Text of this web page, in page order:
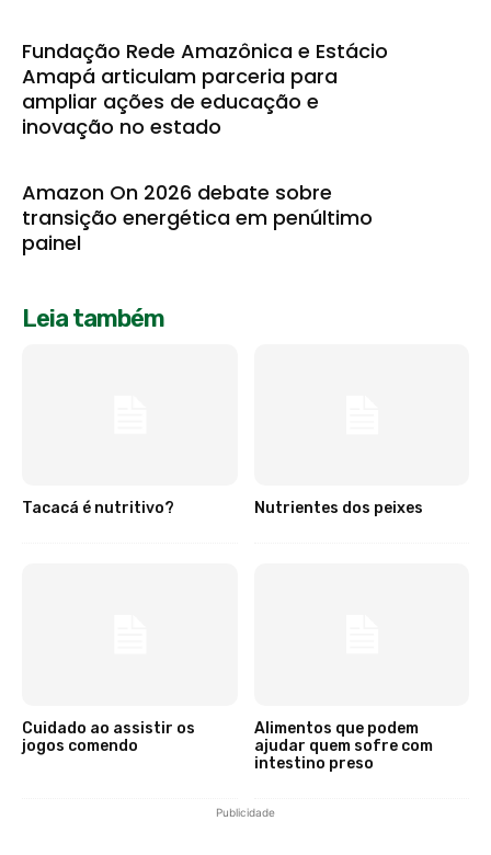
Fundação Rede Amazônica e Estácio
Amapá articulam parceria para
ampliar ações de educação e
inovação no estado
Amazon On 2026 debate sobre
transição energética em penúltimo
painel
Leia também
Tacacá é nutritivo? Nutrientes dos peixes
Cuidado ao assistir os
jogos comendo
Alimentos que podem
ajudar quem sofre com
intestino preso
Publicidade